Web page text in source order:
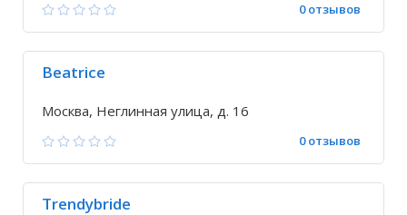
0 отзывов
Beatrice
Москва, Неглинная улица, д. 16
0 отзывов
Trendybride